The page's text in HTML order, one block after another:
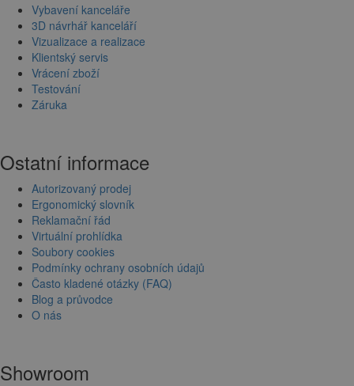
Vybavení kanceláře
3D návrhář kanceláří
Vizualizace a realizace
Klientský servis
Vrácení zboží
Testování
Záruka
Ostatní informace
Autorizovaný prodej
Ergonomický slovník
Reklamační řád
Virtuální prohlídka
Soubory cookies
Podmínky ochrany osobních údajů
Často kladené otázky (FAQ)
Blog a průvodce
O nás
Showroom